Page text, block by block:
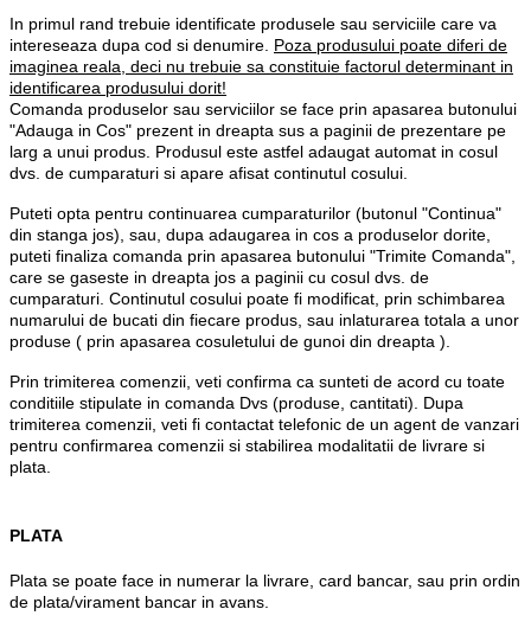
In primul rand trebuie identificate produsele sau serviciile care va
intereseaza dupa cod si denumire. Poza produsului poate diferi de
imaginea reala, deci nu trebuie sa constituie factorul determinant in
identificarea produsului dorit!
Comanda produselor sau serviciilor se face prin apasarea butonului
"Adauga in Cos" prezent in dreapta sus a paginii de prezentare pe
larg a unui produs. Produsul este astfel adaugat automat in cosul
dvs. de cumparaturi si apare afisat continutul cosului.
Puteti opta pentru continuarea cumparaturilor (butonul "Continua"
din stanga jos), sau, dupa adaugarea in cos a produselor dorite,
puteti finaliza comanda prin apasarea butonului "Trimite Comanda",
care se gaseste in dreapta jos a paginii cu cosul dvs. de
cumparaturi. Continutul cosului poate fi modificat, prin schimbarea
numarului de bucati din fiecare produs, sau inlaturarea totala a unor
produse ( prin apasarea cosuletului de gunoi din dreapta ).
Prin trimiterea comenzii, veti confirma ca sunteti de acord cu toate
conditiile stipulate in comanda Dvs (produse, cantitati). Dupa
trimiterea comenzii, veti fi contactat telefonic de un agent de vanzari
pentru confirmarea comenzii si stabilirea modalitatii de livrare si
plata.
PLATA
Plata se poate face in numerar la livrare, card bancar, sau prin ordin
de plata/virament bancar in avans.